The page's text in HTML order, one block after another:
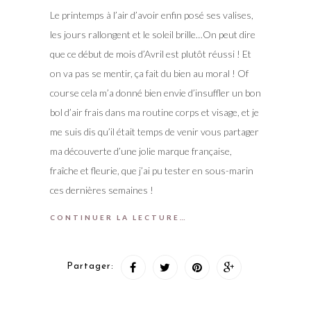
Le printemps à l’air d’avoir enfin posé ses valises,
les jours rallongent et le soleil brille…On peut dire
que ce début de mois d’Avril est plutôt réussi ! Et
on va pas se mentir, ça fait du bien au moral ! Of
course cela m’a donné bien envie d’insuffler un bon
bol d’air frais dans ma routine corps et visage, et je
me suis dis qu’il était temps de venir vous partager
ma découverte d’une jolie marque française,
fraîche et fleurie, que j’ai pu tester en sous-marin
ces dernières semaines !
CONTINUER LA LECTURE…
Partager: